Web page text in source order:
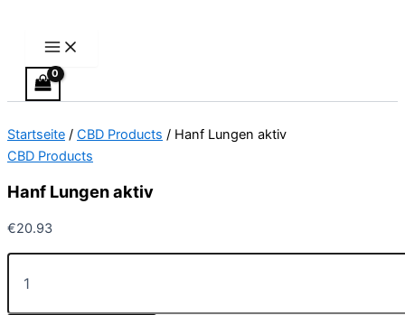
springen
Startseite / CBD Products / Hanf Lungen aktiv
CBD Products
Hanf Lungen aktiv
€20.93